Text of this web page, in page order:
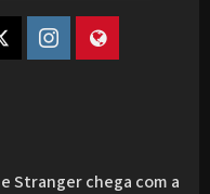
Stranger chega com a